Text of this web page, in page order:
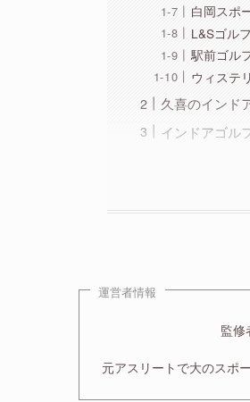
白岡スポ
L&Sゴル
駅前ゴル
ウィステ
久喜のインド
インドアゴル
運営者情報
監修
元アスリートで大のスポ